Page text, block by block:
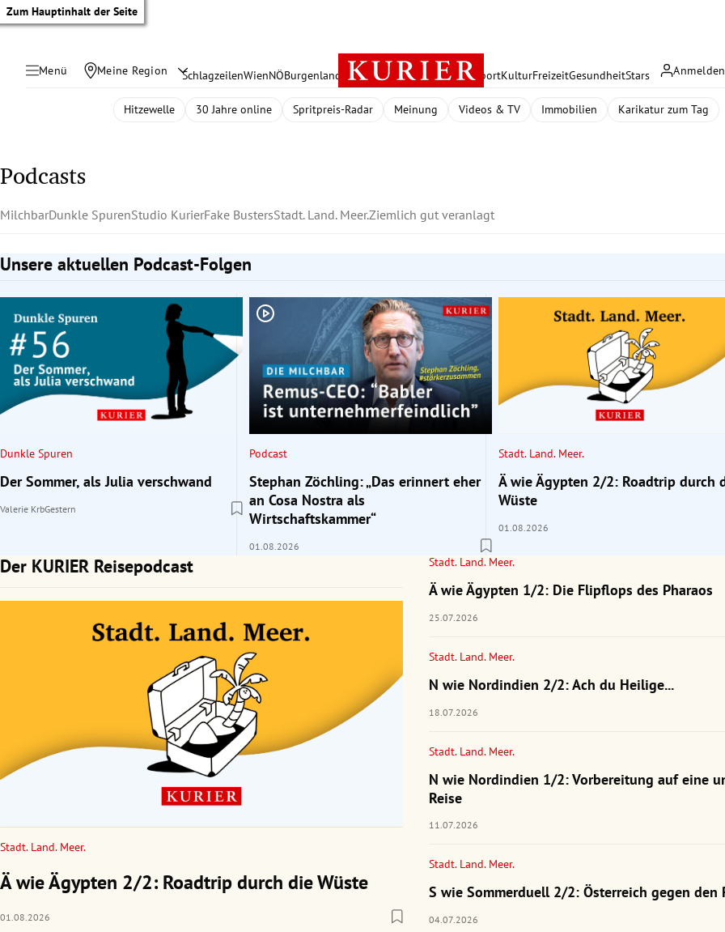
Zum Hauptinhalt der Seite
Menü Meine Region Anmelden
SchlagzeilenWienNÖBurgenland Österreich PolitikWirtschaft SportKulturFreizeitGesundheitStars
Untermenü
Untermenü
Untermenü
Untermenü
Untermenü
Hitzewelle 30 Jahre online Spritpreis-Radar Meinung Videos & TV Immobilien Karikatur zum Tag
Podcasts
MilchbarDunkle SpurenStudio KurierFake BustersStadt. Land. Meer.Ziemlich gut veranlagt
Unsere aktuellen Podcast-Folgen
Slide 1 von 2
Dunkle Spuren
Der Sommer, als Julia verschwand
Valerie KrbGestern
Podcast
Stephan Zöchling: „Das erinnert eher
an Cosa Nostra als
Wirtschaftskammer“
01.08.2026
Stadt. Land. Meer.
Ä wie Ägypten 2/2: Roadtrip durch
Wüste
01.08.2026
Der KURIER Reisepodcast
Stadt. Land. Meer.
Ä wie Ägypten 2/2: Roadtrip durch die Wüste
01.08.2026
Stadt. Land. Meer.
Ä wie Ägypten 1/2: Die Flipflops des Pharaos
25.07.2026
Stadt. Land. Meer.
N wie Nordindien 2/2: Ach du Heilige...
18.07.2026
Stadt. Land. Meer.
N wie Nordindien 1/2: Vorbereitung auf eine
Reise
11.07.2026
Stadt. Land. Meer.
S wie Sommerduell 2/2: Österreich gegen den
04.07.2026